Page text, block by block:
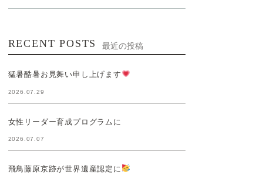
RECENT POSTS 最近の投稿
猛暑酷暑お見舞い申し上げます
2026.07.29
女性リーダー育成プログラムに
2026.07.07
飛鳥藤原京跡が世界遺産認定に